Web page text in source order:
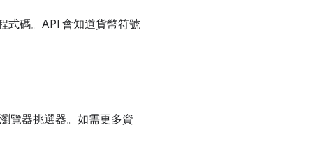
式碼。API 會知道貨幣符號
覽器挑選器。如需更多資